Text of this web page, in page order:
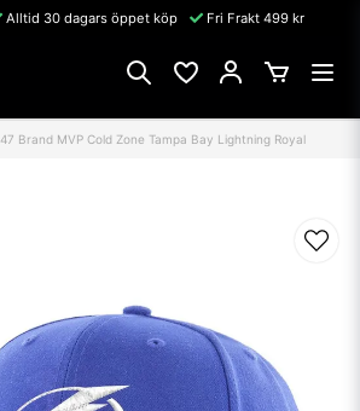
Alltid 30 dagars öppet köp Fri Frakt 499 kr
47 Brand MVP Cold Zone Tampa Bay Lightning Royal